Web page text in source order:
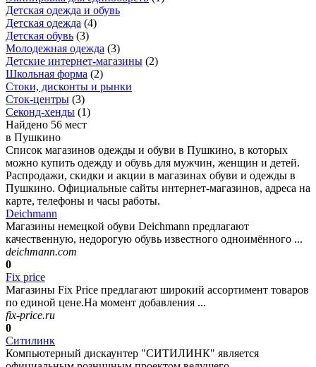
Детская одежда и обувь
Детская одежда (4)
Детская обувь (3)
Молодежная одежда (3)
Детские интернет-магазины (2)
Школьная форма (2)
Стоки, дисконты и рынки
Сток-центры (3)
Секонд-хенды (1)
Найдено 56 мест
в Пушкино
Список магазинов одежды и обуви в Пушкино, в которых
можно купить одежду и обувь для мужчин, женщин и детей.
Распродажи, скидки и акции в магазинах обуви и одежды в
Пушкино. Официальные сайты интернет-магазинов, адреса на
карте, телефоны и часы работы.
Deichmann
Магазины немецкой обуви Deichmann предлагают
качественную, недорогую обувь известного одноимённого ...
deichmann.com
0
Fix price
Магазины Fix Price предлагают широкий ассортимент товаров
по единой цене.На момент добавления ...
fix-price.ru
0
Ситилинк
Компьютерный дискаунтер "СИТИЛИНК" является